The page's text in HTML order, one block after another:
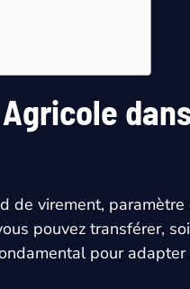
de virement,
pouvez transférer,
pour